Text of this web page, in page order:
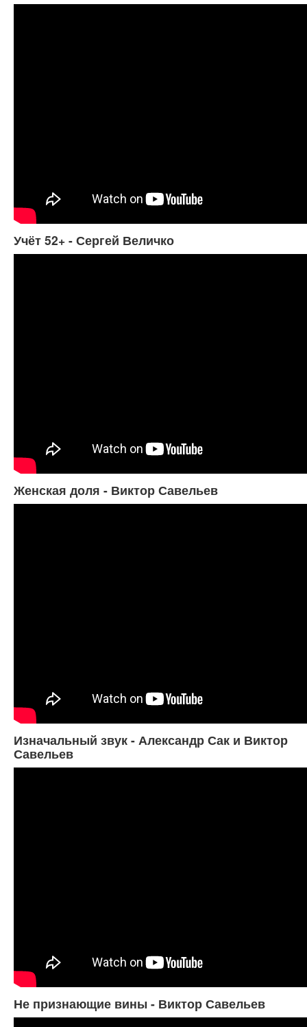
Учёт 52+ - Сергей Величко
Женская доля - Виктор Савельев
Изначальный звук - Александр Сак и Виктор
Савельев
Не признающие вины - Виктор Савельев